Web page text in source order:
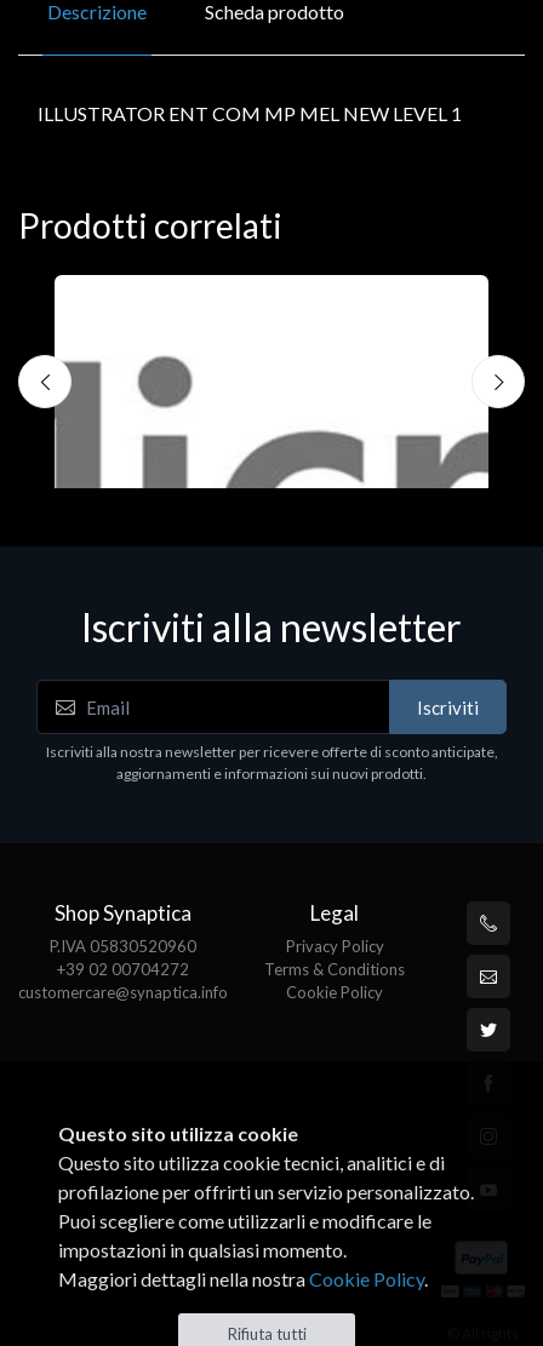
Descrizione Scheda prodotto
ILLUSTRATOR ENT COM MP MEL NEW LEVEL 1
Prodotti correlati
Software - Office Productivity
MS OFFICE H&S 2021 ESD
Iscriviti alla newsletter
Iscriviti
Iscriviti alla nostra newsletter per ricevere offerte di sconto anticipate,
aggiornamenti e informazioni sui nuovi prodotti.
Shop Synaptica
P.IVA 05830520960
+39 02 00704272
customercare@synaptica.info
Legal
Privacy Policy
Terms & Conditions
Cookie Policy
Questo sito utilizza cookie
Questo sito utilizza cookie tecnici, analitici e di
profilazione per offrirti un servizio personalizzato.
Puoi scegliere come utilizzarli e modificare le
impostazioni in qualsiasi momento.
Maggiori dettagli nella nostraCookie Policy.
Rifiuta tutti